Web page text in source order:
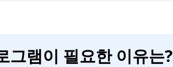
그램이 필요한 이유는?